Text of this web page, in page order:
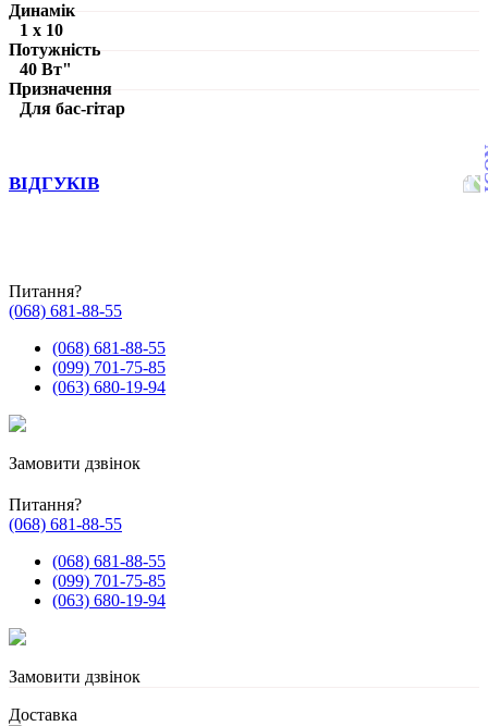
Динамік
1 х 10
Потужність
40 Вт"
Призначення
Для бас-гітар
ВІДГУКІВ
Питання?
(068) 681-88-55
(068) 681-88-55
(099) 701-75-85
(063) 680-19-94
Замовити дзвінок
Питання?
(068) 681-88-55
(068) 681-88-55
(099) 701-75-85
(063) 680-19-94
Замовити дзвінок
Доставка